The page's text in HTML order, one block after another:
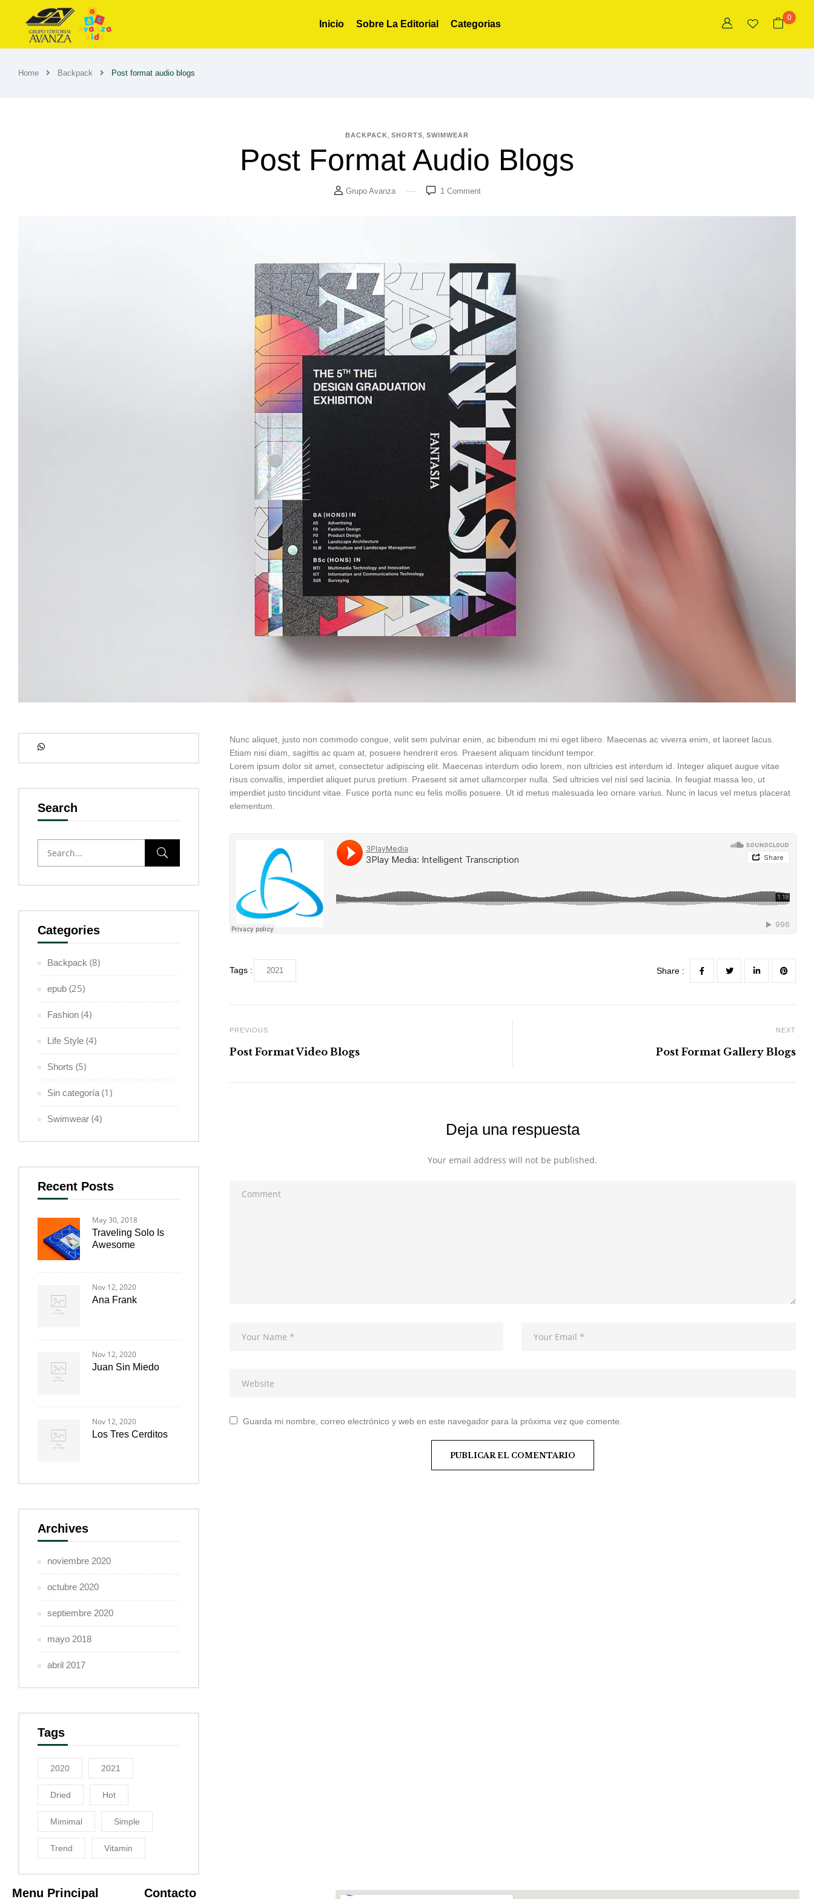
Inicio Sobre La Editorial Categorias
0
Home Backpack Post format audio blogs
BACKPACK, SHORTS, SWIMWEAR
Post Format Audio Blogs
Grupo Avanza 1Comment
Search
Categories
Backpack (8)
epub (25)
Fashion (4)
Life Style (4)
Shorts (5)
Sin categoría (1)
Swimwear (4)
Recent Posts
May 30, 2018
Traveling Solo Is
Awesome
Nov 12, 2020
Ana Frank
Nov 12, 2020
Juan Sin Miedo
Nov 12, 2020
Los Tres Cerditos
Archives
noviembre 2020
octubre 2020
septiembre 2020
mayo 2018
abril 2017
Tags
2020 2021
Dried Hot
Mimimal Simple
Trend Vitamin
Nunc aliquet, justo non commodo congue, velit sem pulvinar enim, ac bibendum mi mi eget libero. Maecenas ac viverra enim, et laoreet lacus.
Etiam nisi diam, sagittis ac quam at, posuere hendrerit eros. Praesent aliquam tincidunt tempor.
Lorem ipsum dolor sit amet, consectetur adipiscing elit. Maecenas interdum odio lorem, non ultricies est interdum id. Integer aliquet augue vitae
risus convallis, imperdiet aliquet purus pretium. Praesent sit amet ullamcorper nulla. Sed ultricies vel nisl sed lacinia. In feugiat massa leo, ut
imperdiet justo tincidunt vitae. Fusce porta nunc eu felis mollis posuere. Ut id metus malesuada leo ornare varius. Nunc in lacus vel metus placerat
elementum.
Tags : 2021 Share :
PREVIOUS
Post Format Video Blogs
NEXT
Post Format Gallery Blogs
Deja una respuesta
Your email address will not be published.
Guarda mi nombre, correo electrónico y web en este navegador para la próxima vez que comente.
Menu Principal Contacto